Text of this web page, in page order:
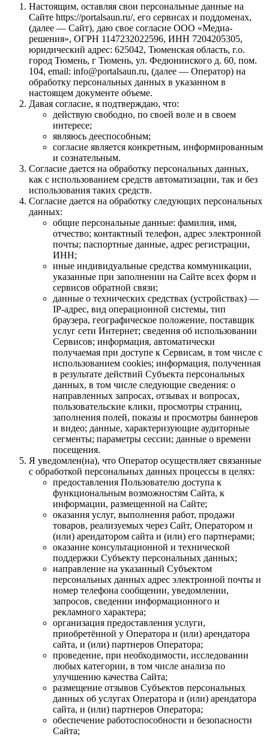
Настоящим, оставляя свои персональные данные на
Сайте https://portalsaun.ru/, его сервисах и поддоменах,
(далее — Сайт), даю свое согласие ООО «Медиа-
решения», ОГРН 1147232022596, ИНН 7204205305,
юридический адрес: 625042, Тюменская область, г.о.
город Тюмень, г Тюмень, ул. Федюнинского д. 60, пом.
104, email: info@portalsaun.ru, (далее — Оператор) на
обработку персональных данных в указанном в
настоящем документе объеме.
Давая согласие, я подтверждаю, что:
действую свободно, по своей воле и в своем
интересе;
являюсь дееспособным;
согласие является конкретным, информированным
и сознательным.
Согласие дается на обработку персональных данных,
как с использованием средств автоматизации, так и без
использования таких средств.
Согласие дается на обработку следующих персональных
данных:
общие персональные данные: фамилия, имя,
отчество; контактный телефон, адрес электронной
почты; паспортные данные, адрес регистрации,
ИНН;
иные индивидуальные средства коммуникации,
указанные при заполнении на Сайте всех форм и
сервисов обратной связи;
данные о технических средствах (устройствах) —
IP-адрес, вид операционной системы, тип
браузера, географическое положение, поставщик
услуг сети Интернет; сведения об использовании
Сервисов; информация, автоматически
получаемая при доступе к Сервисам, в том числе с
использованием cookies; информация, полученная
в результате действий Субъекта персональных
данных, в том числе следующие сведения: о
направленных запросах, отзывах и вопросах,
пользовательские клики, просмотры страниц,
заполнения полей, показы и просмотры баннеров
и видео; данные, характеризующие аудиторные
сегменты; параметры сессии; данные о времени
посещения.
Я уведомлен(на), что Оператор осуществляет связанные
с обработкой персональных данных процессы в целях:
предоставления Пользователю доступа к
функциональным возможностям Сайта, к
информации, размещенной на Сайте;
оказания услуг, выполнения работ, продажи
товаров, реализуемых через Сайт, Оператором и
(или) арендатором сайта и (или) его партнерами;
оказание консультационной и технической
поддержки Субъекту персональных данных;
направление на указанный Субъектом
персональных данных адрес электронной почты и
номер телефона сообщении, уведомлении,
запросов, сведении информационного и
рекламного характера;
организация предоставления услуги,
приобретённой у Оператора и (или) арендатора
сайта, и (или) партнеров Оператора;
проведение, при необходимости, исследовании
любых категории, в том числе анализа по
улучшению качества Сайта;
размещение отзывов Субъектов персональных
данных об услугах Оператора и (или) арендатора
сайта, и (или) партнеров Оператора;
обеспечение работоспособности и безопасности
Сайта;